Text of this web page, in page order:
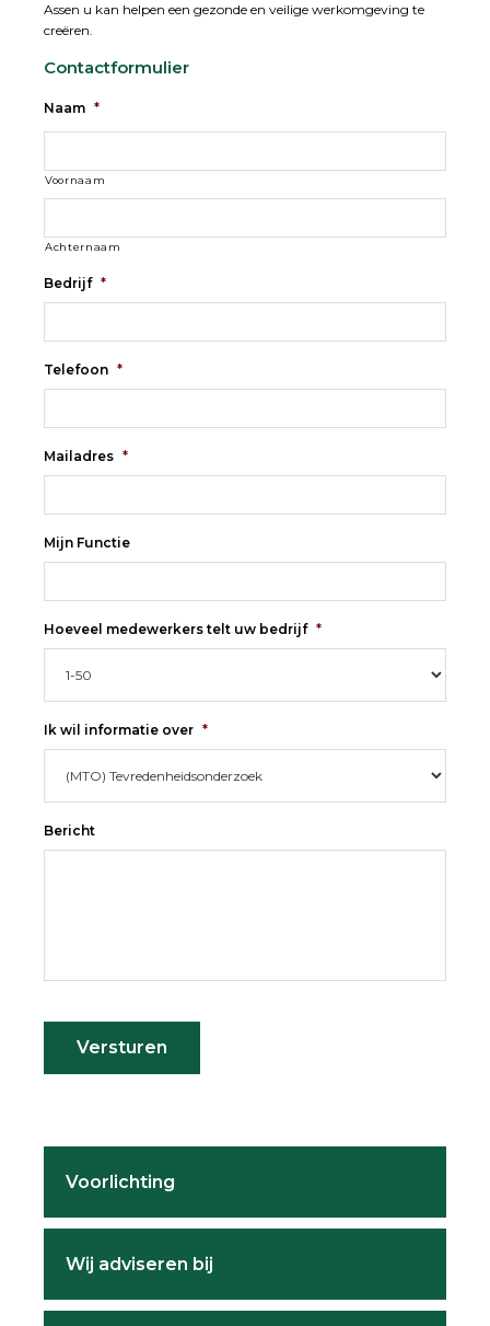
Assen u kan helpen een gezonde en veilige werkomgeving te
creëren.
Contactformulier
Naam *
Voornaam
Achternaam
Bedrijf *
Telefoon *
Mailadres *
Mijn Functie
Hoeveel medewerkers telt uw bedrijf *
Ik wil informatie over *
Bericht
Versturen
Sidebar
Voorlichting
Wij adviseren bij